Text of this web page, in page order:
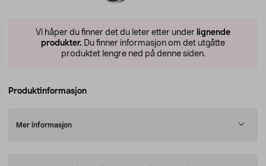
Vi håper du finner det du leter etter under lignende
produkter. Du finner informasjon om det utgåtte
produktet lengre ned på denne siden.
Produktinformasjon
Mer informasjon